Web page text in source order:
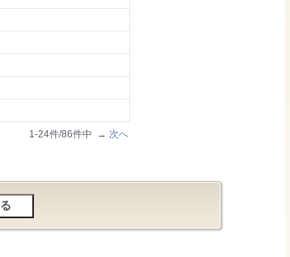
1-24件/86件中 → 次へ